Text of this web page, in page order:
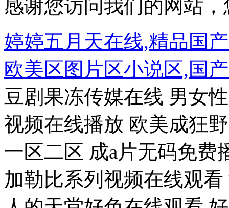
感谢您访问我们的网站
婷婷五月天在线,精品国
欧美区图片区小说区,国